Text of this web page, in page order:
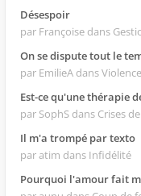
Désespoir
par Françoise dans
On se dispute tout le
par EmilieA dans
Est-ce qu'une thérapie
par SophS dans Crises
Il m'a trompé par texto
par atim dans Infidélité
Pourquoi l'amour fait